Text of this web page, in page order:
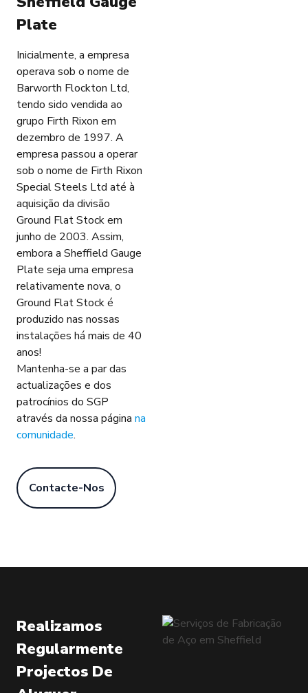
Plate
Inicialmente, a empresa
operava sob o nome de
Barworth Flockton Ltd,
tendo sido vendida ao
grupo Firth Rixon em
dezembro de 1997. A
empresa passou a operar
sob o nome de Firth Rixon
Special Steels Ltd até à
aquisição da divisão
Ground Flat Stock em
junho de 2003. Assim,
embora a Sheffield Gauge
Plate seja uma empresa
relativamente nova, o
Ground Flat Stock é
produzido nas nossas
instalações há mais de 40
anos!
Mantenha-se a par das
actualizações e dos
patrocínios do SGP
através da nossa página na
comunidade.
Contacte-Nos
Realizamos
Regularmente
Projectos De